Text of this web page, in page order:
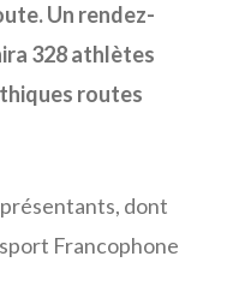
Un rendez-
328 athlètes
routes
dont
Francophone